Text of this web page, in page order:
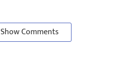
Show Comments